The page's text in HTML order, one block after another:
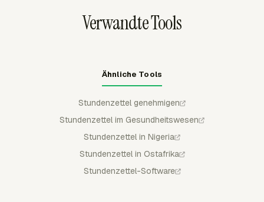
Verwandte Tools
Ähnliche Tools
Stundenzettel genehmigen
Stundenzettel im Gesundheitswesen
Stundenzettel in Nigeria
Stundenzettel in Ostafrika
Stundenzettel-Software